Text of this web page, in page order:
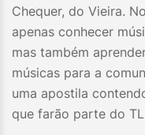
Chequer, do Vieira.
apenas conhecer
mas também
músicas para a
uma apostila
que farão parte do